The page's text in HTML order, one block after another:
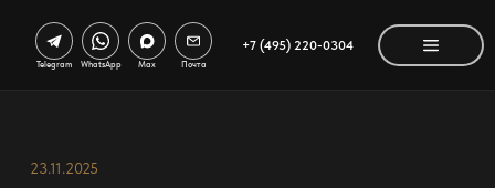
+7 (495) 220-0304
Telegram WhatsApp Max Почта
23.11.2025